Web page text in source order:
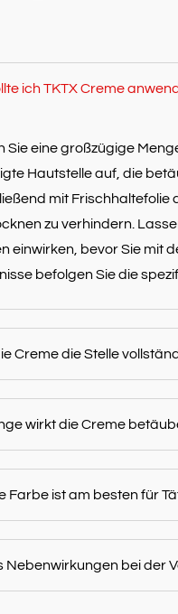
ich TKTX Creme
Sie eine großzügige
Hautstelle auf, die
mit Frischhaltefolie
zu verhindern.
einwirken, bevor Sie mit
befolgen Sie die
Creme die Stelle
wirkt die Creme
Farbe ist am besten für
Nebenwirkungen bei der